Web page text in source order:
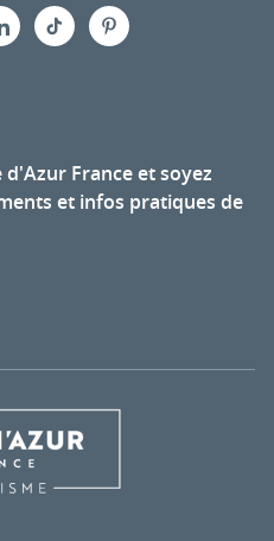
d'Azur France et soyez
et infos pratiques de